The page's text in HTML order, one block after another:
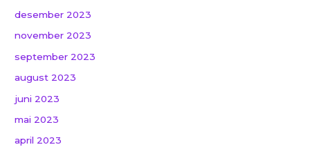
desember 2023
november 2023
september 2023
august 2023
juni 2023
mai 2023
april 2023